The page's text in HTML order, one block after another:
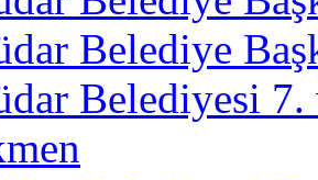
Belediye
Belediyesi